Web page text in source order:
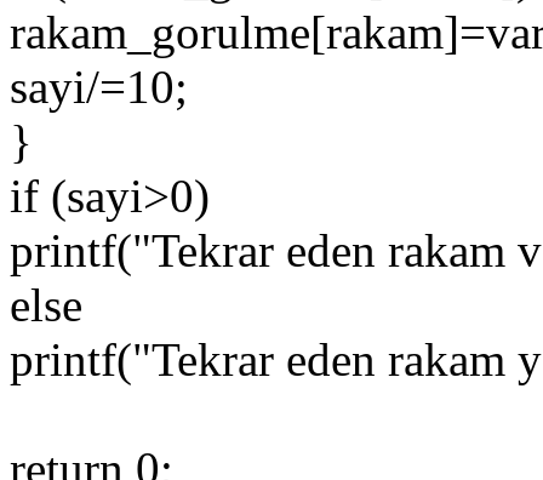
sayi/=10;
}
if (sayi>0)
printf("Tekrar eden rakam
else
printf("Tekrar eden rakam
return 0;